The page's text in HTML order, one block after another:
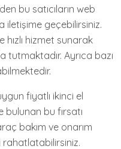
bu satıcıların web
iletişime geçebilirsiniz.
hızlı hizmet sunarak
Ayrıca bazı
fiyatlı ikinci el
bulunan bu fırsatı
bakım ve onarım
rahatlatabilirsiniz.